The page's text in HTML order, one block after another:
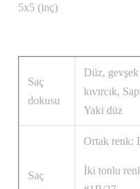
5x5 (inç)
Saç
dokusu
Düz,
kıvırcık,
Yaki düz
Saç
Ortak renk:
İki tonlu